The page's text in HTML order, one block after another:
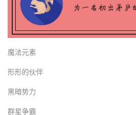
魔法元素
形形的伙伴
黑暗势力
群星争霸